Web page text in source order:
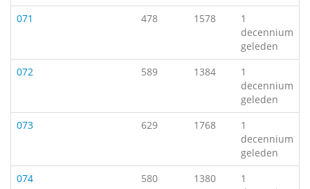
071
478 1578
1
decennium
geleden
072
589 1384
1
decennium
geleden
073
629 1768
1
decennium
geleden
074
580 1380
1